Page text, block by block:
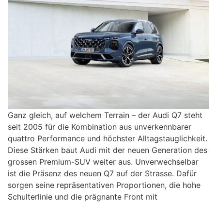
Ganz gleich, auf welchem Terrain – der Audi Q7 steht
seit 2005 für die Kombination aus unverkennbarer
quattro Performance und höchster Alltagstauglichkeit.
Diese Stärken baut Audi mit der neuen Generation des
grossen Premium-SUV weiter aus. Unverwechselbar
ist die Präsenz des neuen Q7 auf der Strasse. Dafür
sorgen seine repräsentativen Proportionen, die hohe
Schulterlinie und die prägnante Front mit